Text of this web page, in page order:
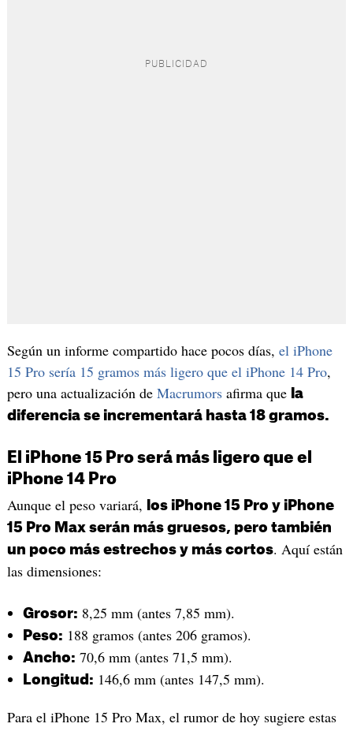
Según un informe compartido hace pocos días, el iPhone
15 Pro sería 15 gramos más ligero que el iPhone 14 Pro,
pero una actualización de Macrumorsafirma que la
diferencia se incrementará hasta 18 gramos.
El iPhone 15 Pro será más ligero que el
iPhone 14 Pro
Aunque el peso variará,
los iPhone 15 Pro y iPhone
15 Pro Max serán más gruesos, pero también
un poco más estrechos y más cortos. Aquí están
las dimensiones:
Grosor: 8,25 mm (antes 7,85 mm).
Peso: 188 gramos (antes 206 gramos).
Ancho: 70,6 mm (antes 71,5 mm).
Longitud: 146,6 mm (antes 147,5 mm).
Para el iPhone 15 Pro Max, el rumor de hoy sugiere estas